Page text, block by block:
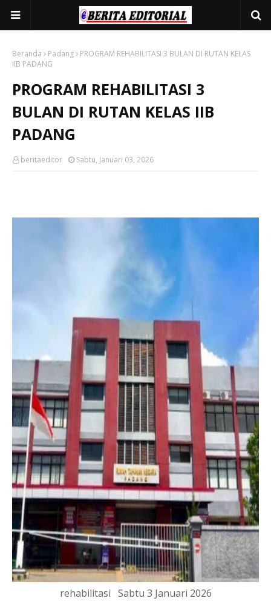
Beranda Padang
PROGRAM REHABILITASI 3 BULAN DI RUTAN KELAS
IIB PADANG
PROGRAM REHABILITASI 3
BULAN DI RUTAN KELAS IIB
PADANG
beritaeditor Sabtu, Januari 03, 2026
rehabilitasi Sabtu 3 Januari 2026